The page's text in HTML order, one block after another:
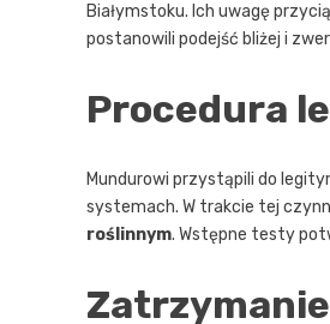
Białymstoku. Ich uwagę
postanowili podejść bliżej i
Procedura
Mundurowi przystąpili do
systemach. W trakcie tej
roślinnym. Wstępne testy